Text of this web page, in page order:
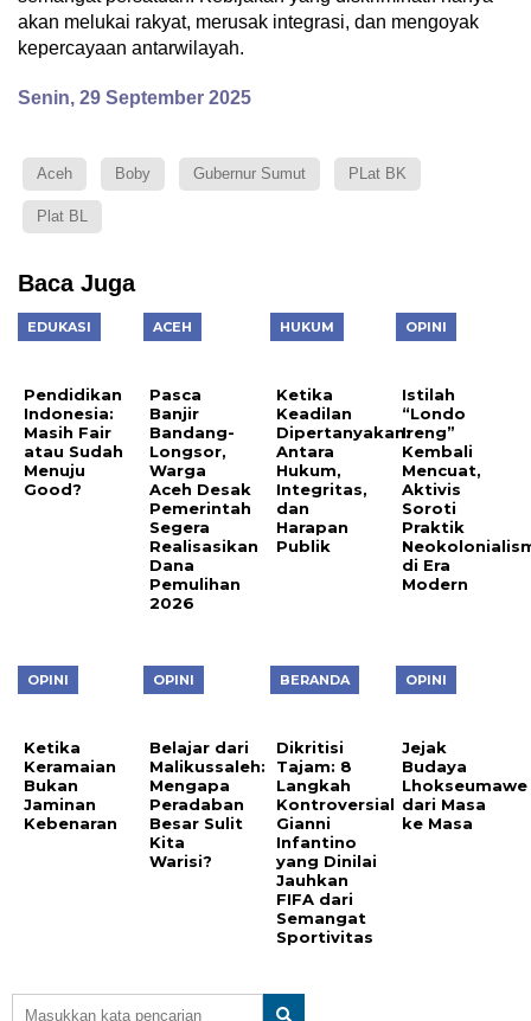
akan melukai rakyat, merusak integrasi, dan mengoyak
kepercayaan antarwilayah.
Senin, 29 September 2025
Aceh Boby Gubernur Sumut PLat BK
Plat BL
Baca Juga
EDUKASI
Pendidikan
Indonesia:
Masih Fair
atau Sudah
Menuju
Good?
ACEH
Pasca
Banjir
Bandang-
Longsor,
Warga
Aceh Desak
Pemerintah
Segera
Realisasikan
Dana
Pemulihan
2026
HUKUM
Ketika
Keadilan
Dipertanyakan:
Antara
Hukum,
Integritas,
dan
Harapan
Publik
OPINI
Istilah
“Londo
Ireng”
Kembali
Mencuat,
Aktivis
Soroti
Praktik
di Era
Modern
OPINI
Ketika
Keramaian
Bukan
Jaminan
Kebenaran
OPINI
Belajar dari
Malikussaleh:
Mengapa
Peradaban
Besar Sulit
Kita
Warisi?
BERANDA
Dikritisi
Tajam: 8
Langkah
Kontroversial
Gianni
Infantino
yang Dinilai
Jauhkan
FIFA dari
Semangat
Sportivitas
OPINI
Jejak
Budaya
Lhokseumawe
dari Masa
ke Masa